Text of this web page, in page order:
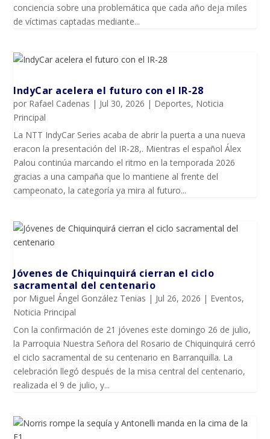
conciencia sobre una problemática que cada año deja miles
de víctimas captadas mediante...
IndyCar acelera el futuro con el IR-28
por Rafael Cadenas | Jul 30, 2026 | Deportes, Noticia
Principal
La NTT IndyCar Series acaba de abrir la puerta a una nueva
eracon la presentación del IR-28,. Mientras el español Álex
Palou continúa marcando el ritmo en la temporada 2026
gracias a una campaña que lo mantiene al frente del
campeonato, la categoría ya mira al futuro...
Jóvenes de Chiquinquirá cierran el ciclo
sacramental del centenario
por Miguel Ángel González Tenias | Jul 26, 2026 | Eventos,
Noticia Principal
Con la confirmación de 21 jóvenes este domingo 26 de julio,
la Parroquia Nuestra Señora del Rosario de Chiquinquirá cerró
el ciclo sacramental de su centenario en Barranquilla. La
celebración llegó después de la misa central del centenario,
realizada el 9 de julio, y...